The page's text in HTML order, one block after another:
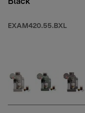
Black
EXAM420.55.BXL